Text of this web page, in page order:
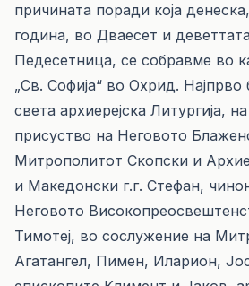
причината поради која
година, во Дваесет и
Педесетница, се собравме во
„Св. Софија“ во Охрид.
света архиерејска Литургија,
присуство на Неговото
Митрополитот Скопски и
и Македонски г.г. Стефан,
Неговото
Тимотеј, во сослужение на
Агатангел, Пимен, Иларион,